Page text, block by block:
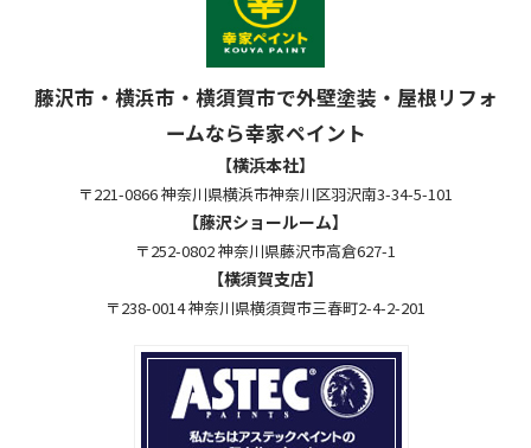
藤沢市・横浜市・横須賀市で外壁塗装・屋根リフォ
ームなら幸家ペイント
【横浜本社】
〒221-0866 神奈川県横浜市神奈川区羽沢南3-34-5-101
【藤沢ショールーム】
〒252-0802 神奈川県藤沢市高倉627-1
【横須賀支店】
〒238-0014 神奈川県横須賀市三春町2-4-2-201